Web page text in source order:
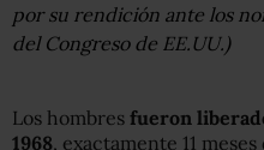
por su rendición ante los
del Congreso de EE.UU.)
Los hombres fueron
1968, exactamente 11